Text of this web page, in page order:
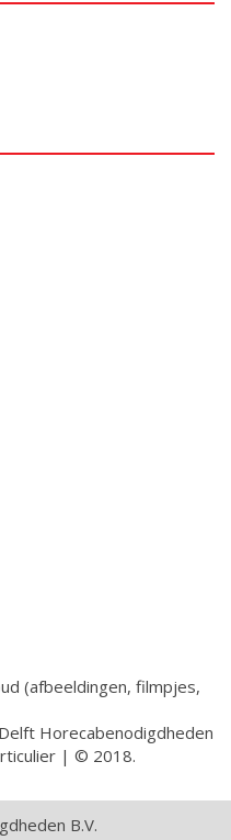
(afbeeldingen, filmpjes,
Horecabenodigdheden
| © 2018.
B.V.